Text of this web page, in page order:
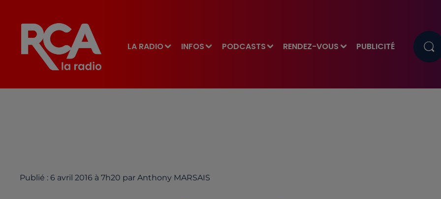
LA RADIO INFOS PODCASTS RENDEZ-VOUS PUBLICITÉ
Publié : 6 avril 2016 à 7h20 par Anthony MARSAIS